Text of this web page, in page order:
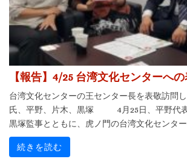
【報告】4/25 台湾文化センターへ
台湾文化センターの王センター長を表敬訪問
氏、平野、片木、黒塚 4月25日、平野代表
黒塚監事とともに、虎ノ門の台湾文化センタ
続きを読む